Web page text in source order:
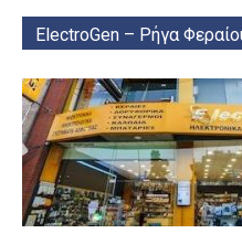
ElectroGen – Ρήγα